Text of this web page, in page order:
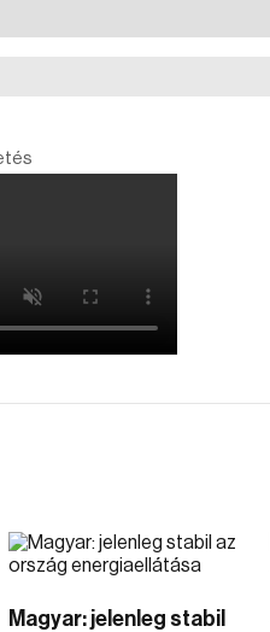
Magyar: jelenleg stabil